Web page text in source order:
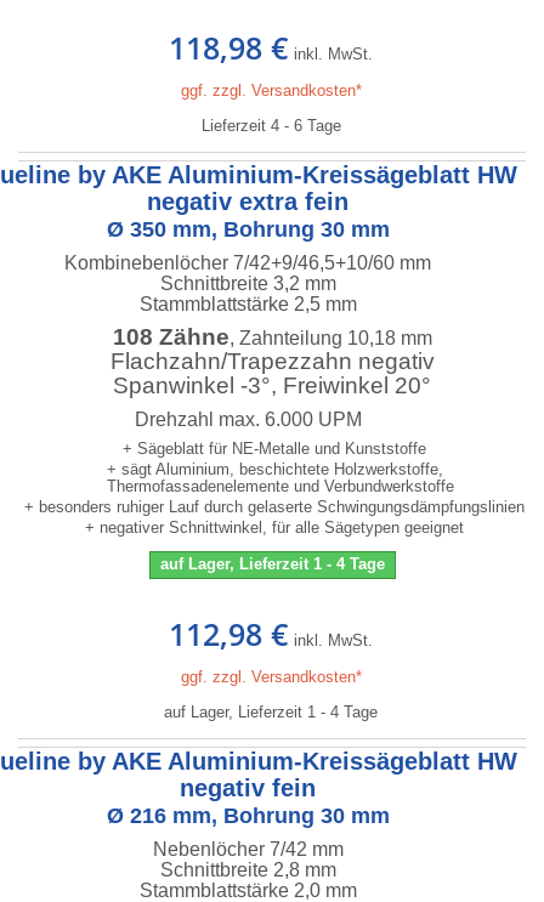
118,98 € inkl. MwSt.
ggf. zzgl. Versandkosten*
Lieferzeit 4 - 6 Tage
by AKE Aluminium-Kreissägeblatt HW
negativ extra fein
Ø 350 mm, Bohrung 30 mm
Kombinebenlöcher 7/42+9/46,5+10/60 mm
Schnittbreite 3,2 mm
Stammblattstärke 2,5 mm
108 Zähne, Zahnteilung 10,18 mm
Flachzahn/Trapezzahn negativ
Spanwinkel -3°, Freiwinkel 20°
Drehzahl max. 6.000 UPM
+ Sägeblatt für NE-Metalle und Kunststoffe
+ sägt Aluminium, beschichtete Holzwerkstoffe,
Thermofassadenelemente und Verbundwerkstoffe
+ besonders ruhiger Lauf durch gelaserte Schwingungsdämpfungslinien
+ negativer Schnittwinkel, für alle Sägetypen geeignet
auf Lager, Lieferzeit 1 - 4 Tage
112,98 € inkl. MwSt.
ggf. zzgl. Versandkosten*
auf Lager, Lieferzeit 1 - 4 Tage
by AKE Aluminium-Kreissägeblatt HW
negativ fein
Ø 216 mm, Bohrung 30 mm
Nebenlöcher 7/42 mm
Schnittbreite 2,8 mm
Stammblattstärke 2,0 mm